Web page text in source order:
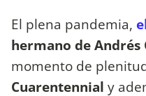
El plena pandemia,
hermano de Andrés
momento de
Cuarentennial y